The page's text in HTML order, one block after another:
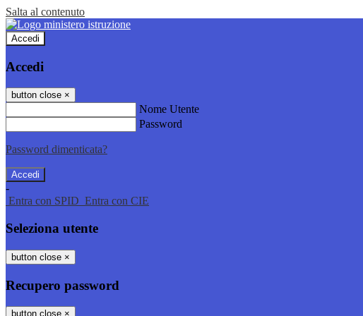
Salta al contenuto
Accedi
Accedi
button close ×
Nome Utente
Password
Password dimenticata?
-
Entra con SPID Entra con CIE
Seleziona utente
button close ×
Recupero password
button close ×